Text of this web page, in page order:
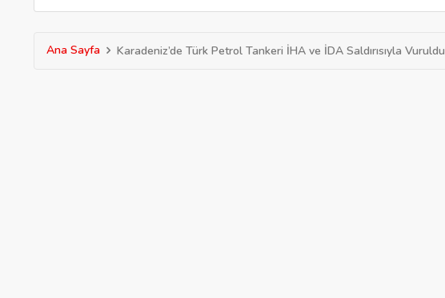
Ana Sayfa Karadeniz’de Türk Petrol Tankeri İHA ve İDA Saldırısıyla Vuruldu